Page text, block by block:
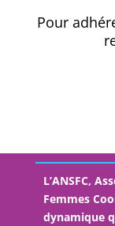
Pour
L’ANSFC,
Femmes
dynamique